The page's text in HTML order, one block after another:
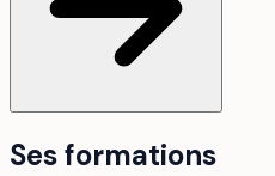
Ses formations